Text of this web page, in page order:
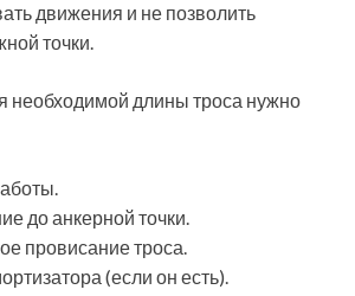
движения и не позволить
точки.
необходимой длины троса нужно
до анкерной точки.
провисание троса.
(если он есть).